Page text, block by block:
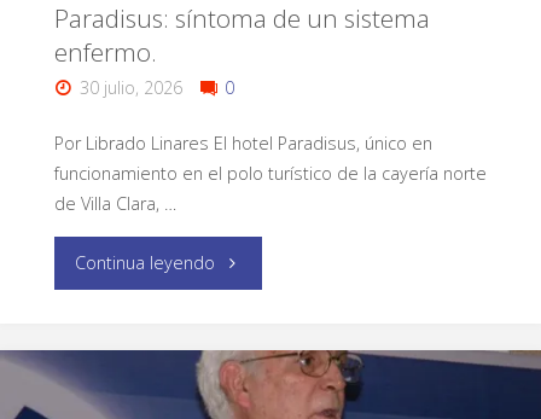
Paradisus: síntoma de un sistema
enfermo.
30 julio, 2026 0
Por Librado Linares El hotel Paradisus, único en
funcionamiento en el polo turístico de la cayería norte
de Villa Clara, …
Continua leyendo